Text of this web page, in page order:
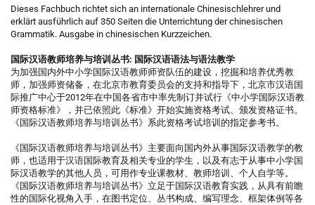
Dieses Fachbuch richtet sich an internationale Chinesischlehrer und
erklärt ausführlich auf 350 Seiten die Unterrichtung der chinesischen
Grammatik. Ausgabe in chinesischen Kurzzeichen.
国际汉语教师培养与培训丛书: 国际汉语语法与语法教学
为加强国内外中小学国际汉语教师师资队伍的建设，挖掘和培养优秀教
师，加强师资储备，在北京市教育委员会的支持和指导下，北京市汉语国
际推广中心于2012年在中国各省市中率先制订并试行《中小学国际汉语教
师资格标准》，并已依照此《标准》开始实施资格考试、颁发资格证书。
《国际汉语教师培养与培训丛书》系此资格考试培训的指定参考书。
《国际汉语教师培养与培训丛书》主要面向国内外从事国际汉语教学的教
师，也适用于汉语国际教育及相关专业的学生，以及有志于从事中小学国
际汉语教学的其他人员，可用作专业课教材、教师培训、个人自学等。
《国际汉语教师培养与培训丛书》立足于国际汉语教育实践，从具有前瞻
性的国际化视角入手，在图书定位、丛书构成、编写理念、框架体例等各